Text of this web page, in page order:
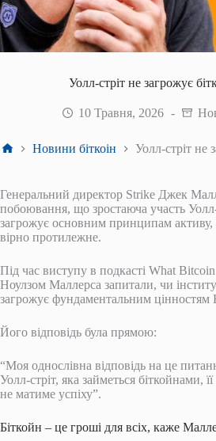
Уолл-стріт не загрожує
10 Травня, 2026
Головна
Новини біткоін Уолл-стріт не
Генеральний директор Strike Джек
побоювання, що зростаюча участь Уолл-
загрожує основним принципам
вірно протилежне.
Під час виступу в подкасті What
Ноулзом Маллерса запитали, чи
загрожує фундаментальним цінностям
Його відповідь була прямою:
“Моя однослівна відповідь на це
Уолл-стріт, яка займеться біткойнами,
не матиме успіху”.
Біткойн – це гроші для всіх, каже